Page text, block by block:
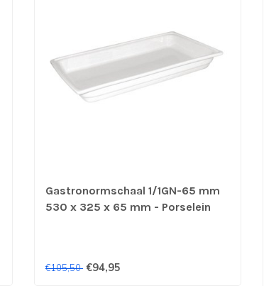
Gastronormschaal 1/1GN-65 mm
530 x 325 x 65 mm - Porselein
€105,50 €94,95